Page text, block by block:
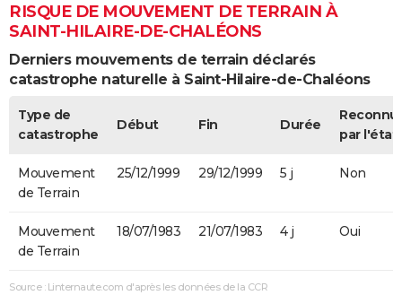
RISQUE DE MOUVEMENT DE TERRAIN À
SAINT-HILAIRE-DE-CHALÉONS
Derniers mouvements de terrain déclarés
catastrophe naturelle à Saint-Hilaire-de-Chaléons
Type de
catastrophe
Début Fin Durée
par l'état
Mouvement
de Terrain
25/12/1999 29/12/1999 5 j Non
Mouvement
de Terrain
18/07/1983 21/07/1983 4 j Oui
Source : Linternaute.com d'après les données de la CCR